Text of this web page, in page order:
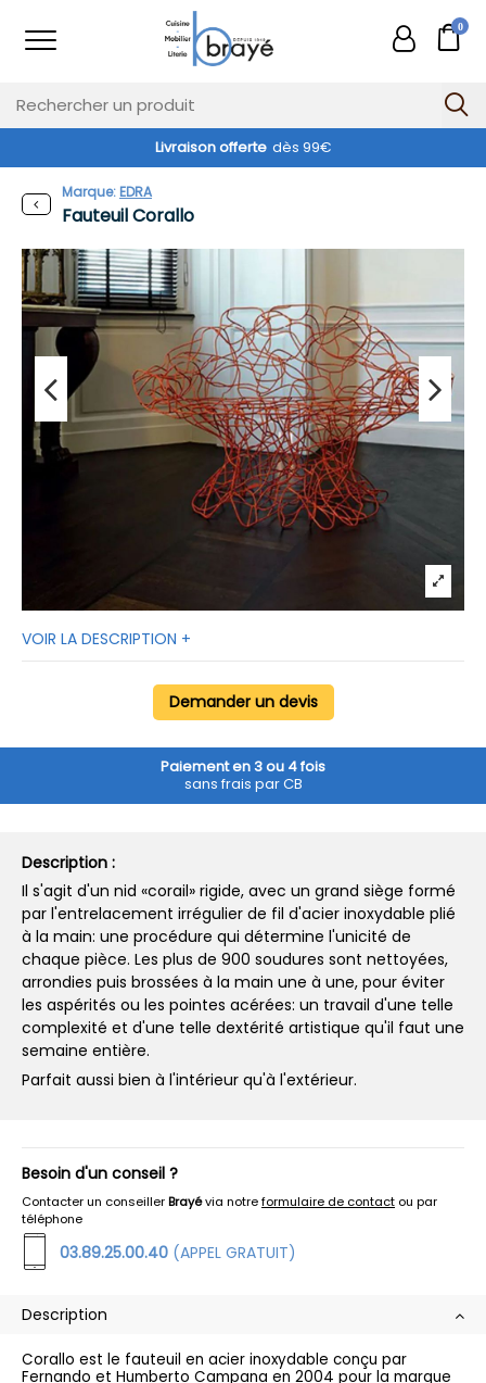
0
Livraison offerte dès 99€
Fauteuil Corallo
Marque:EDRA
VOIR LA DESCRIPTION +
Demander un devis
Paiement en 3 ou 4 fois
sans frais par CB
Description :
Il s'agit d'un nid «corail» rigide, avec un grand siège formé
par l'entrelacement irrégulier de fil d'acier inoxydable plié
à la main: une procédure qui détermine l'unicité de
chaque pièce. Les plus de 900 soudures sont nettoyées,
arrondies puis brossées à la main une à une, pour éviter
les aspérités ou les pointes acérées: un travail d'une telle
complexité et d'une telle dextérité artistique qu'il faut une
semaine entière.
Parfait aussi bien à l'intérieur qu'à l'extérieur.
Besoin d'un conseil ?
Contacter un conseillerBrayévia notreformulaire de contact ou par
téléphone
03.89.25.00.40 (APPEL GRATUIT)
Description
Corallo est le fauteuil en acier inoxydable conçu par
Fernando et Humberto Campana en 2004 pour la marque